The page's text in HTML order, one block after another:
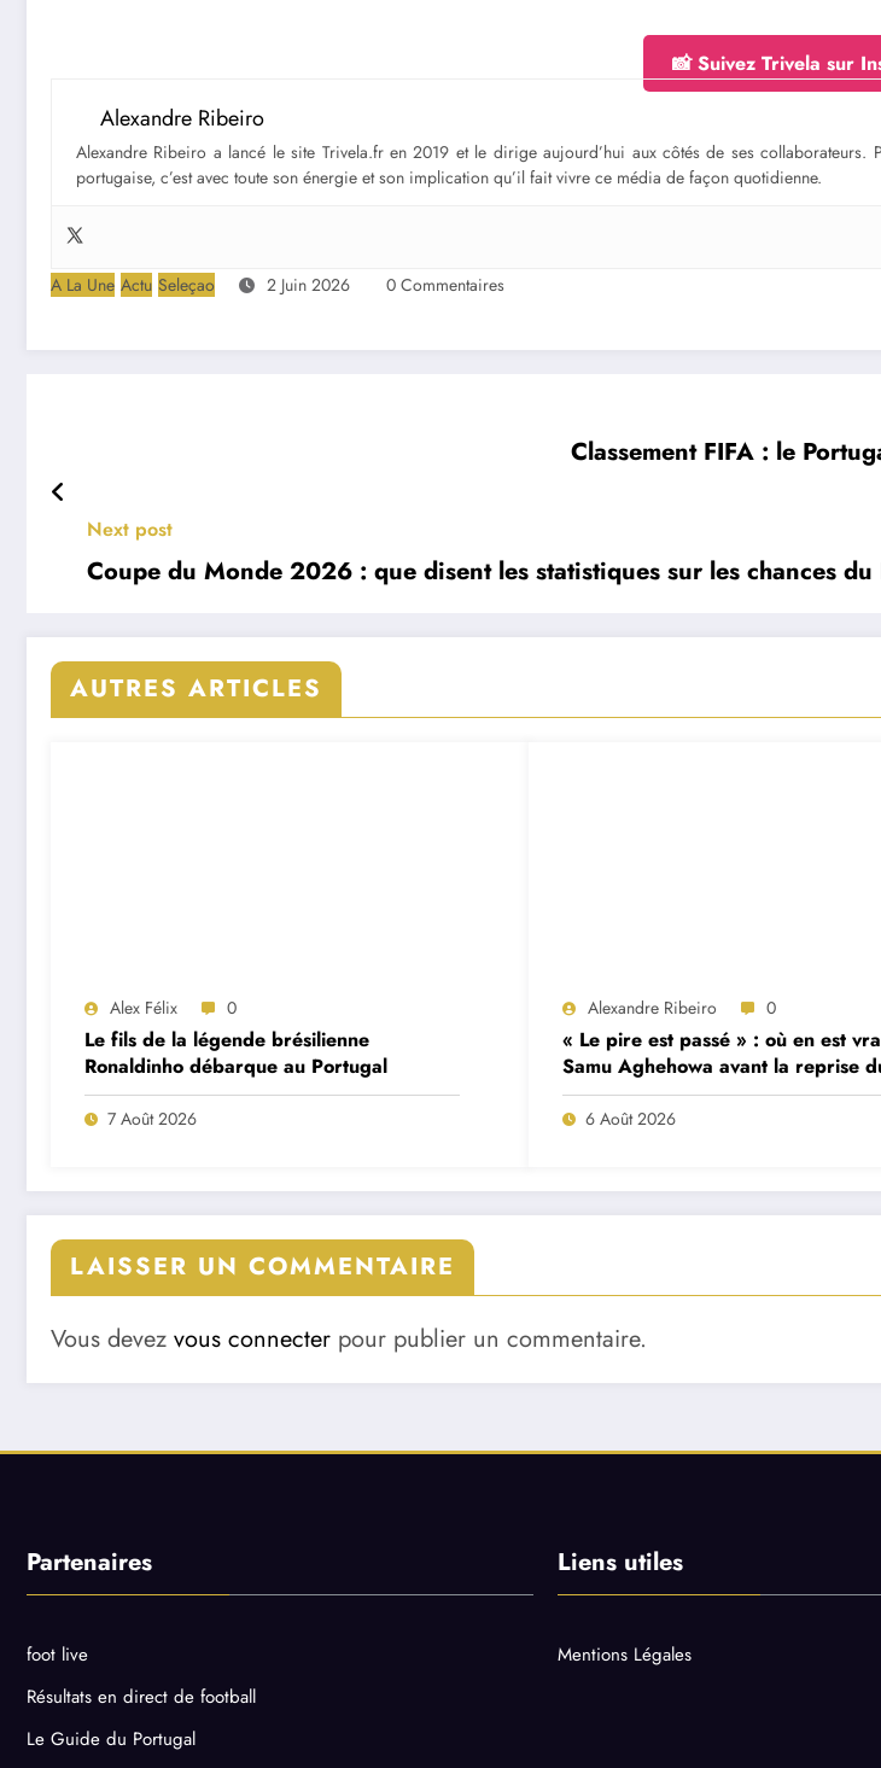
📸 Suivez Trivela sur
Alexandre Ribeiro
Alexandre Ribeiro a lancé le site Trivela.fr en 2019 et le dirige aujourd’hui aux côtés de ses
portugaise, c’est avec toute son énergie et son implication qu’il fait vivre ce média de façon quotidienne.
A La Une Actu Seleçao 2 Juin 2026 0 Commentaires
Classement FIFA : le
Next post
Coupe du Monde 2026 : que disent les statistiques sur les chances
AUTRES ARTICLES
Alex Félix 0
Le fils de la légende brésilienne
Ronaldinho débarque au Portugal
7 Août 2026
Alexandre Ribeiro 0
« Le pire est passé » : où en est
Samu Aghehowa avant la reprise
Porto ?
6 Août 2026
LAISSER UN COMMENTAIRE
Vous devez vous connecter pour publier un commentaire.
Partenaires
foot live
Résultats en direct de football
Le Guide du Portugal
Liens utiles
Mentions Légales